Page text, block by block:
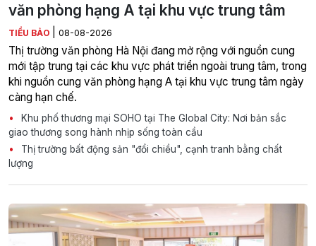
văn phòng hạng A tại khu vực trung tâm
TIỂU BẢO 08-08-2026
Thị trường văn phòng Hà Nội đang mở rộng với nguồn cung
mới tập trung tại các khu vực phát triển ngoài trung tâm, trong
khi nguồn cung văn phòng hạng A tại khu vực trung tâm ngày
càng hạn chế.
Khu phố thương mại SOHO tại The Global City: Nơi bản sắc
giao thương song hành nhịp sống toàn cầu
Thị trường bất động sản "đổi chiều", cạnh tranh bằng chất
lượng